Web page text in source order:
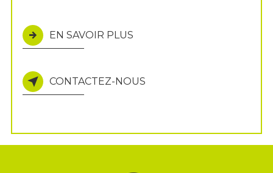
EN SAVOIR PLUS
CONTACTEZ-NOUS